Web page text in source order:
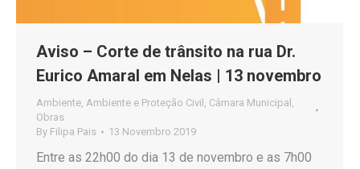
Aviso – Corte de trânsito na rua Dr.
Eurico Amaral em Nelas | 13 novembro
Ambiente, Ambiente e Proteção Civil , Câmara Municipal ,
Obras
By Filipa Pais 13 Novembro 2019
Entre as 22h00 do dia 13 de novembro e as 7h00